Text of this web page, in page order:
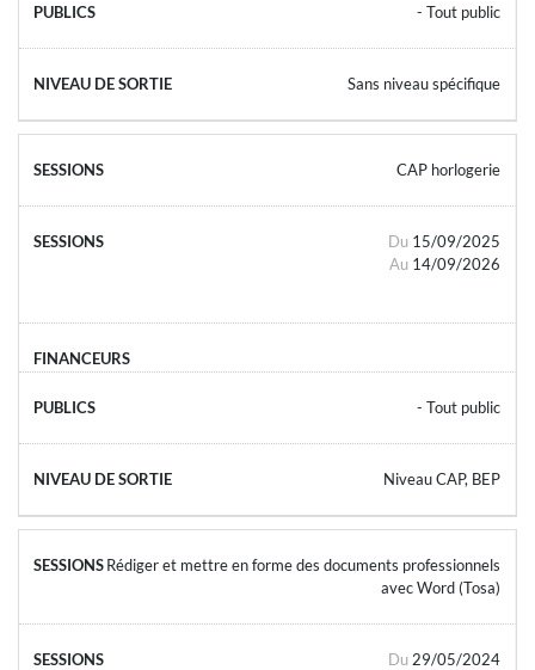
- Tout public
Sans niveau spécifique
CAP horlogerie
Du 15/09/2025
Au 14/09/2026
- Tout public
Niveau CAP, BEP
Rédiger et mettre en forme des documents professionnels
avec Word (Tosa)
Du 29/05/2024